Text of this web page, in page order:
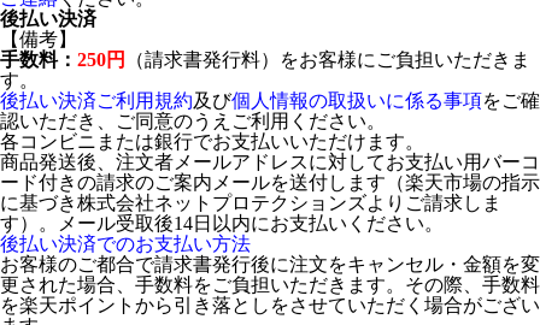
後払い決済
【備考】
手数料： 250円
（請求書発行料）をお客様にご負担いただきま
す。
後払い決済ご利用規約及び個人情報の取扱いに係る事項をご確
認いただき、ご同意のうえご利用ください。
各コンビニまたは銀行でお支払いいただけます。
商品発送後、注文者メールアドレスに対してお支払い用バーコ
ード付きの請求のご案内メールを送付します（楽天市場の指示
に基づき株式会社ネットプロテクションズよりご請求しま
す）。メール受取後14日以内にお支払いください。
後払い決済でのお支払い方法
お客様のご都合で請求書発行後に注文をキャンセル・金額を変
更された場合、手数料をご負担いただきます。その際、手数料
を楽天ポイントから引き落としをさせていただく場合がござい